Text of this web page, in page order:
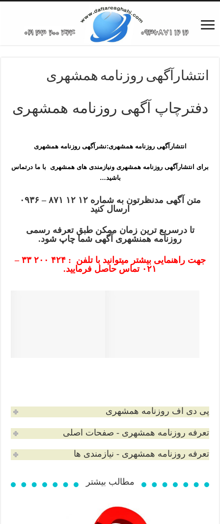
انتشارآگهی روزنامه همشهری
دفترچاپ آگهی روزنامه همشهری
انتشارآگهی روزنامه همشهری:نشرآگهی روزنامه همشهری
برای انتشارآگهی روزنامه همشهری ونیازمندی های همشهری با ما درتماس
باشید…
متن آگهی مدنظرتون به شماره ۱۲ ۱۲ ۸۷۱ – ۰۹۳۶
ارسال کنید
تا درسریع ترین زمان ممکن طبق تعرفه رسمی
روزنامه همنشهری آگهی شما چاپ شود.
جهت راهنمایی بیشتر میتوانید با تلفن : ۴۲۴ ۲۰۰ ۳۳ –
۰۲۱ تماس حاصل فرمایید.
پی دی اف روزنامه همشهری
تعرفه روزنامه همشهری - صفحات اصلی
تعرفه روزنامه همشهری - نیازمندی ها
مطالب بیشتر